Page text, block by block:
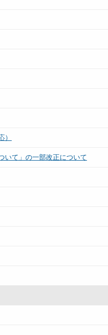
いて」の一部改正について